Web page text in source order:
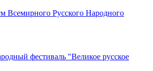
Всемирного Русского Народного
фестиваль "Великое русское